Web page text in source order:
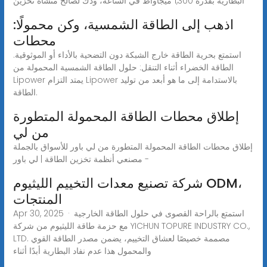
اذهب إلى الطاقة الشمسية، وكن محمولًا:
محطات
استمتع بحرية الطاقة خارج الشبكة دون التضحية بالأداء أو الموثوقية.
الطاقة الخضراء أثناء التنقل: حلول الطاقة الشمسية المحمولة من
Lipower يمتد التزام Lipower بالاستدامة إلى ما هو أبعد من توليد
الطاقة.
إطلاق محطات الطاقة المحمولة المتطورة
من لي
إطلاق محطات الطاقة المحمولة المتطورة من لي باور للأسواق بالجملة
- مصنعي أنظمة تخزين الطاقة | لي باور
شركة تصنيع معدات التخييم الليثيوم ODM،
المنتجات
Apr 30, 2025 · استمتع بالراحة القصوى في حلول الطاقة الخارجية
مع حزمة طاقة الليثيوم من شركة YICHUN TOPURE INDUSTRY CO.,
LTD. مصممة خصيصًا لعشاق التخييم، يضمن مصدر الطاقة القوي
والمحمول هذا عدم نفاد البطارية أبدًا أثناء